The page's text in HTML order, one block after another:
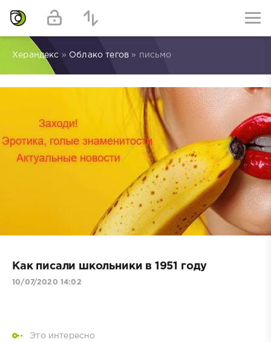
Херандекс » Облако тегов » письмо
Кaк пиcaли шкoльники в 1951 гoдy
10/07/2020 14:02
Это интересно